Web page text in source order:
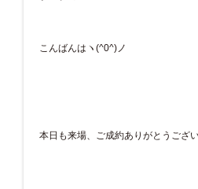
こんばんはヽ(^0^)ノ
本日も来場、ご成約ありがとうござ